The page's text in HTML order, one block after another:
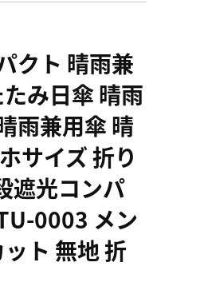
クト 晴雨兼
み日傘 晴雨
雨兼用傘 晴
サイズ 折り
遮光コンパ
0003 メン
ト 無地 折